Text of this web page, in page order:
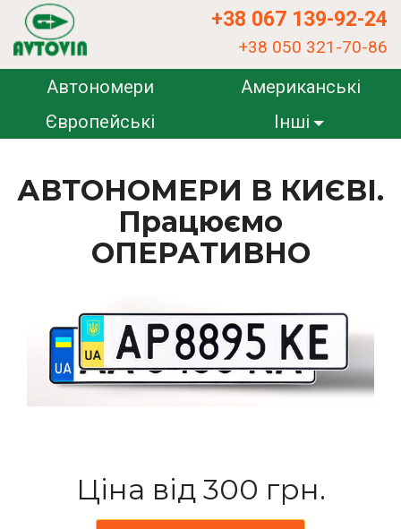
+38 067 139-92-24
+38 050 321-70-86
Автономери
Американські
Європейські
Інші
АВТОНОМЕРИ В КИЄВІ.
Працюємо
ОПЕРАТИВНО
Ціна від 300 грн.